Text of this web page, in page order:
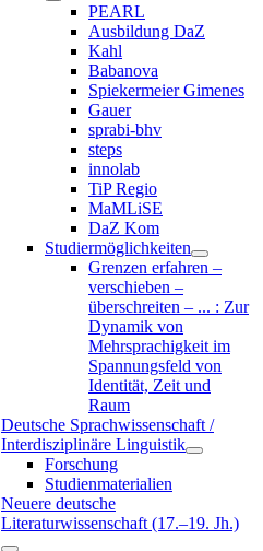
PEARL
Ausbildung DaZ
Kahl
Babanova
Spiekermeier Gimenes
Gauer
sprabi-bhv
steps
innolab
TiP Regio
MaMLiSE
DaZ Kom
Studiermöglichkeiten
Grenzen erfahren –
verschieben –
überschreiten – ... : Zur
Dynamik von
Mehrsprachigkeit im
Spannungsfeld von
Identität, Zeit und
Raum
Deutsche Sprachwissenschaft /
Interdisziplinäre Linguistik
Forschung
Studienmaterialien
Neuere deutsche
Literaturwissenschaft (17.–19. Jh.)